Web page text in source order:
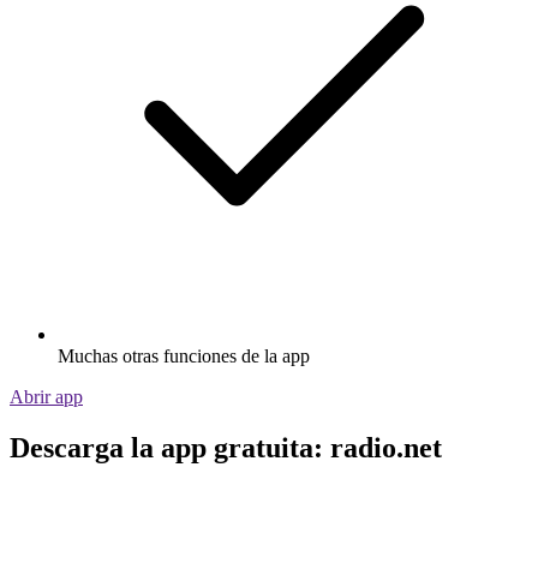
Muchas otras funciones de la app
Abrir app
Descarga la app gratuita: radio.net